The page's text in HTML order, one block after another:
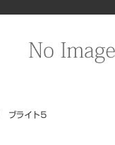
ブライト５